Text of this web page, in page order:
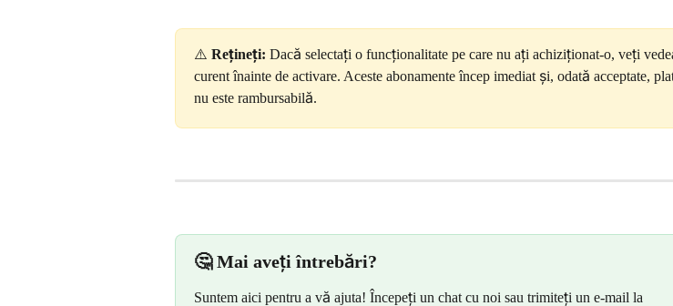
⚠️ Rețineți: Dacă selectați o funcționalitate pe care nu ați achiziționat-o, veți
curent înainte de activare. Aceste abonamente încep imediat și, odată acceptate,
nu este rambursabilă.
🤔 Mai aveți întrebări?
Suntem aici pentru a vă ajuta! Începeți un chat cu noi sau trimiteți un e-mail la